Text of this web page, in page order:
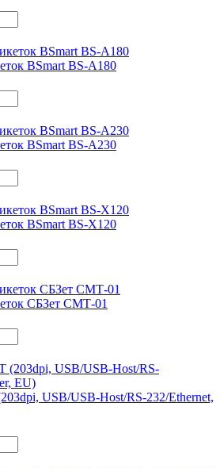
BSmart BS-A180
BSmart BS-A230
BSmart BS-X120
СБЗет СМТ-01
USB/USB-Host/RS-232/Ethernet,